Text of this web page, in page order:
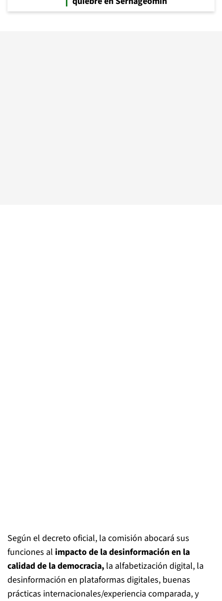
Según el decreto oficial, la comisión abocará sus
funciones al impacto de la desinformación en la
calidad de la democracia, la alfabetización digital, la
desinformación en plataformas digitales, buenas
prácticas internacionales/experiencia comparada, y